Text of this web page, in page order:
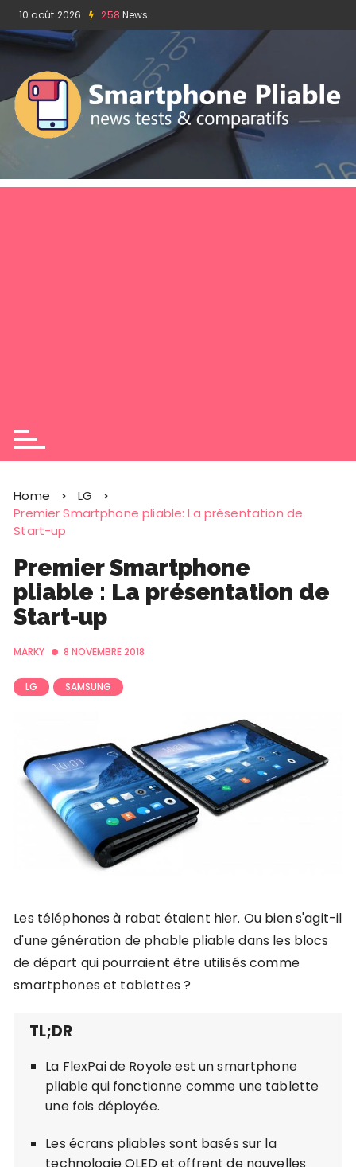
10 août 2026 258 News
Home
LG
Premier Smartphone pliable: La présentation de
Start-up
Premier Smartphone
pliable : La présentation de
Start-up
MARKY 8 NOVEMBRE 2018
LG SAMSUNG
Les téléphones à rabat étaient hier. Ou bien s'agit-il
d'une génération de phable pliable dans les blocs
de départ qui pourraient être utilisés comme
smartphones et tablettes ?
La FlexPai de Royole est un smartphone
pliable qui fonctionne comme une tablette
une fois déployée.
Les écrans pliables sont basés sur la